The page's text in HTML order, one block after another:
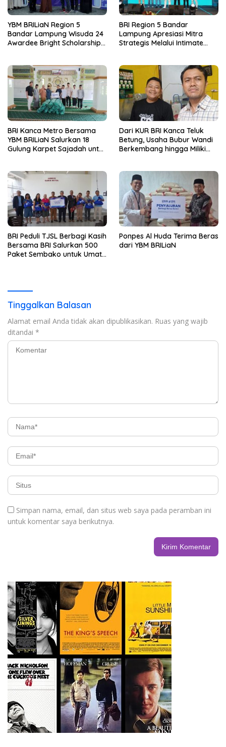
YBM BRILiaN Region 5
Bandar Lampung Wisuda 24
Awardee Bright Scholarship
BRI Region 5 Bandar
Lampung Apresiasi Mitra
Strategis Melalui Intimate
Ride
BRI Kanca Metro Bersama
YBM BRILiaN Salurkan 18
Gulung Karpet Sajadah untuk
Dari KUR BRI Kanca Teluk
Betung, Usaha Bubur Wandi
Berkembang hingga Miliki
BRI Peduli TJSL Berbagi Kasih
Bersama BRI Salurkan 500
Paket Sembako untuk Umat
Ponpes Al Huda Terima Beras
dari YBM BRILiaN
Tinggalkan Balasan
Alamat email Anda tidak akan dipublikasikan. Ruas yang wajib
ditandai *
Simpan nama, email, dan situs web saya pada peramban ini
untuk komentar saya berikutnya.